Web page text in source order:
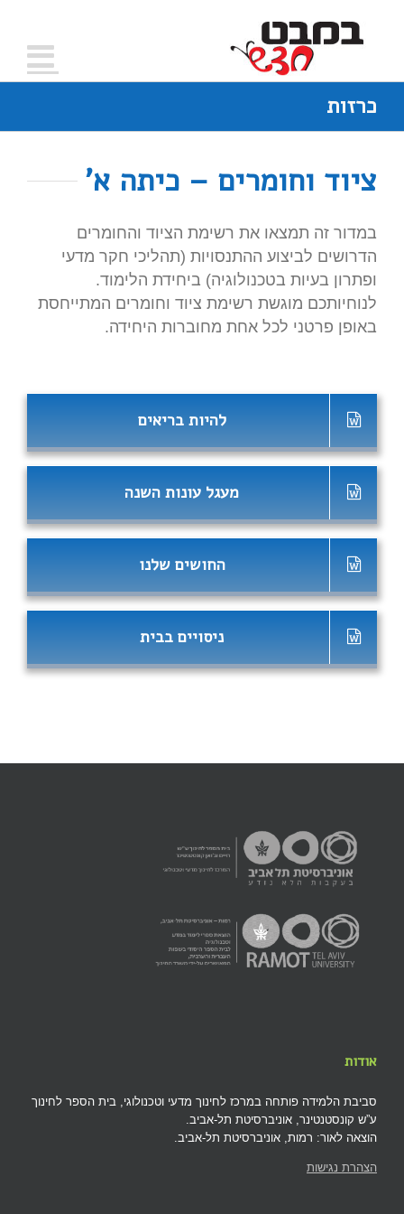
כרזות
ציוד וחומרים – כיתה א'
במדור זה תמצאו את רשימת הציוד והחומרים
הדרושים לביצוע ההתנסויות (תהליכי חקר מדעי
ופתרון בעיות בטכנולוגיה) ביחידת הלימוד.
לנוחיותכם מוגשת רשימת ציוד וחומרים המתייחסת
באופן פרטני לכל אחת מחוברות היחידה.
להיות בריאים
מעגל עונות השנה
החושים שלנו
ניסויים בבית
אודות
סביבת הלמידה פותחה במרכז לחינוך מדעי וטכנולוגי, בית הספר לחינוך
ע”ש קונסטנטינר, אוניברסיטת תל-אביב.
הוצאה לאור: רמות, אוניברסיטת תל-אביב.
הצהרת נגישות